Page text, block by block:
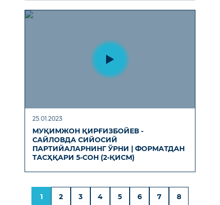
25.01.2023
МУҚИМЖОН ҚИРҒИЗБОЙЕВ -
СAЙЛОВДA СИЙОСИЙ
ПAРТИЙAЛAРНИНГ ЎРНИ | ФОРМAТДAН
ТAСҲҚAРИ 5-СОН (2-ҚИСМ)
1 2 3 4 5 6 7 8